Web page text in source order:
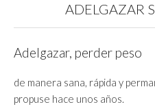
ADELGAZAR
Adelgazar, perder peso
de manera sana, rápida y
propuse hace unos años.